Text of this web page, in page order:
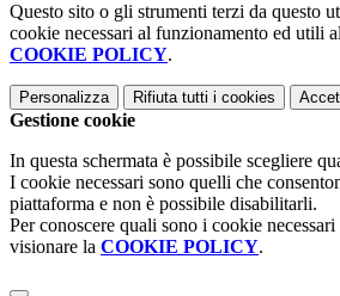
Questo sito o gli strumenti terzi da questo
cookie necessari al funzionamento ed utili
COOKIE POLICY.
Personalizza Rifiuta tutti i cookies
Gestione cookie
In questa schermata è possibile scegliere
I cookie necessari sono quelli che
piattaforma e non è possibile disabilitarli.
Per conoscere quali sono i cookie
visionare la COOKIE POLICY.